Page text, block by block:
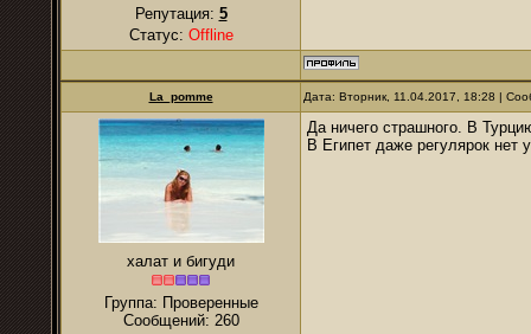
Репутация: 5
Статус: Offline
La_pomme Дата: Вторник, 11.04.2017, 18:28 |
халат и бигуди
Группа: Проверенные
Сообщений: 260
Да ничего страшного. В
В Египет даже регулярок нет